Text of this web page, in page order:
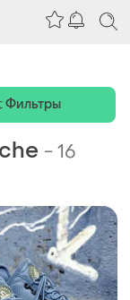
-16
Фильтры